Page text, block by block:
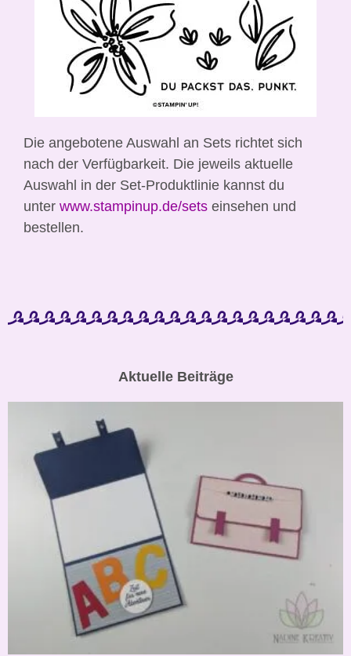
Die angebotene Auswahl an Sets richtet sich
nach der Verfügbarkeit. Die jeweils aktuelle
Auswahl in der Set-Produktlinie kannst du
unter www.stampinup.de/sets einsehen und
bestellen.
Aktuelle Beiträge